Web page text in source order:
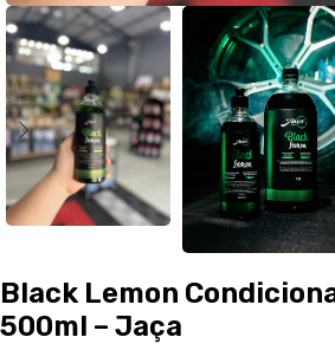
Black Lemon
500ml – Jaça